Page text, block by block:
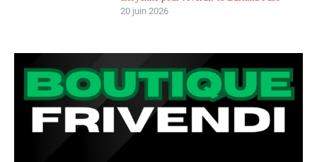
20 juin 2026